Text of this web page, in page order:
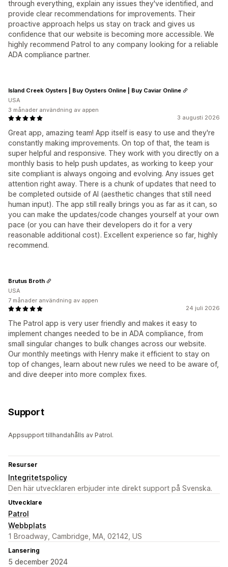
through everything, explain any issues they've identified, and
provide clear recommendations for improvements. Their
proactive approach helps us stay on track and gives us
confidence that our website is becoming more accessible. We
highly recommend Patrol to any company looking for a reliable
ADA compliance partner.
3 augusti 2026
Great app, amazing team! App itself is easy to use and they're
constantly making improvements. On top of that, the team is
super helpful and responsive. They work with you directly on a
monthly basis to help push updates, as working to keep your
site compliant is always ongoing and evolving. Any issues get
attention right away. There is a chunk of updates that need to
be completed outside of AI (aesthetic changes that still need
human input). The app still really brings you as far as it can, so
you can make the updates/code changes yourself at your own
pace (or you can have their developers do it for a very
reasonable additional cost). Excellent experience so far, highly
recommend.
Island Creek Oysters | Buy Oysters Online | Buy Caviar Online
USA
3 månader användning av appen
24 juli 2026
The Patrol app is very user friendly and makes it easy to
implement changes needed to be in ADA compliance, from
small singular changes to bulk changes across our website.
Our monthly meetings with Henry make it efficient to stay on
top of changes, learn about new rules we need to be aware of,
and dive deeper into more complex fixes.
Brutus Broth
USA
7 månader användning av appen
Support
Appsupport tillhandahålls av Patrol.
Resurser
Integritetspolicy
Den här utvecklaren erbjuder inte direkt support på Svenska.
Utvecklare
Patrol
Webbplats
1 Broadway, Cambridge, MA, 02142, US
Lansering
5 december 2024